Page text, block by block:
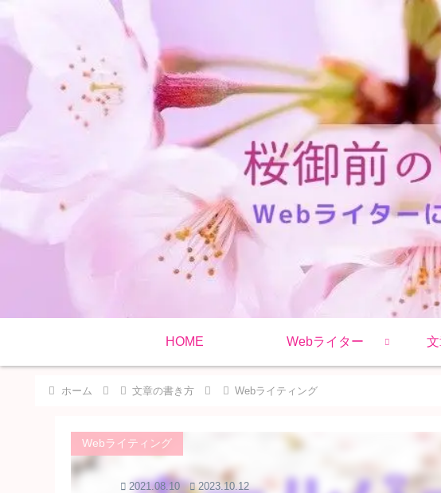
HOME Webライター
ホーム 文章の書き方 Webライティング
Webライティング
2021.08.10 2023.10.12